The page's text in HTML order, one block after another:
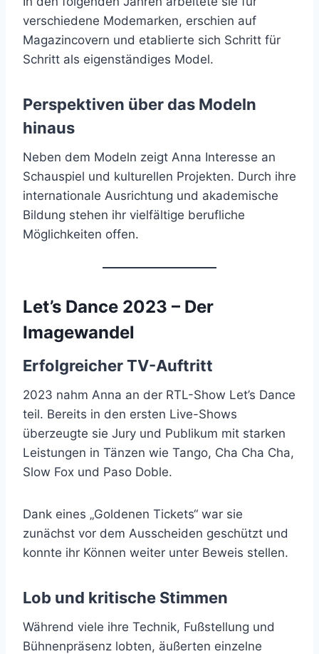
verschiedene Modemarken, erschien auf
Magazincovern und etablierte sich Schritt für
Schritt als eigenständiges Model.
Perspektiven über das Modeln
hinaus
Neben dem Modeln zeigt Anna Interesse an
Schauspiel und kulturellen Projekten. Durch ihre
internationale Ausrichtung und akademische
Bildung stehen ihr vielfältige berufliche
Möglichkeiten offen.
Let’s Dance 2023 – Der
Imagewandel
Erfolgreicher TV-Auftritt
2023 nahm Anna an der RTL-Show Let’s Dance
teil. Bereits in den ersten Live-Shows
überzeugte sie Jury und Publikum mit starken
Leistungen in Tänzen wie Tango, Cha Cha Cha,
Slow Fox und Paso Doble.
Dank eines „Goldenen Tickets“ war sie
zunächst vor dem Ausscheiden geschützt und
konnte ihr Können weiter unter Beweis stellen.
Lob und kritische Stimmen
Während viele ihre Technik, Fußstellung und
Bühnenpräsenz lobten, äußerten einzelne